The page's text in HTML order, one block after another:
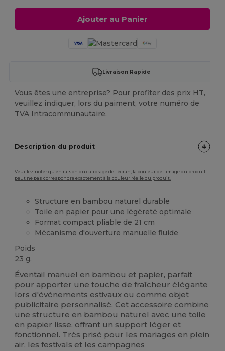
Ajouter au Panier
Livraison Rapide
Vous êtes une entreprise? Pour profiter des prix HT,
veuillez indiquer, lors du paiment, votre numéro de
TVA Intracommunautaire.
Description du produit
Veuillez noter qu'en raison du calibrage de l'écran, la couleur de l'image du produit
peut ne pas correspondre exactement à la couleur réelle du produit.
Structure en bambou naturel durable
Toile en papier pour une légèreté optimale
Format compact pliable de 21 cm
Mécanisme d'ouverture manuelle fluide
Poids
23 g.
Éventail manuel en bambou et papier, parfait
pour apporter une touche de fraîcheur élégante
lors d'événements estivaux ou comme objet
publicitaire personnalisé. Cet accessoire combine
une structure en bambou naturel avec unetoile
en papier lisse, offrant un support léger et
fonctionnel. Très prisé pour les mariages en plein
air, les festivals et les campagnes